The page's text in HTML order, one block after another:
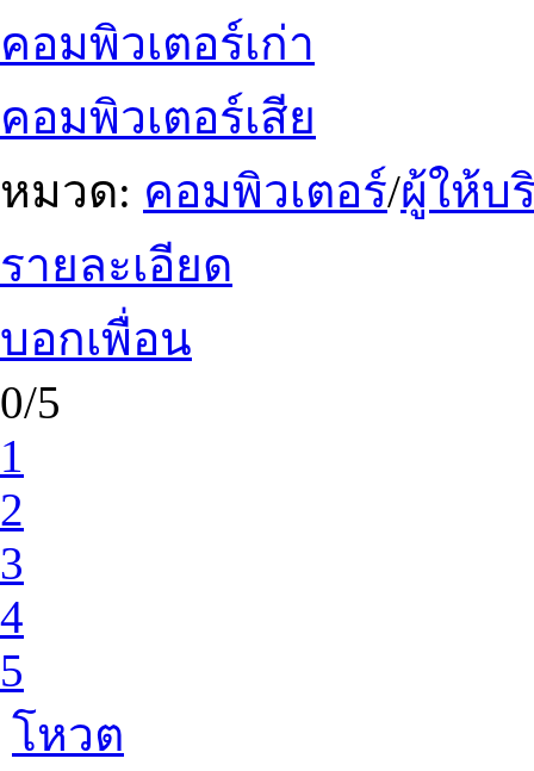
คอมพิวเตอร์เก่า
คอมพิวเตอร์เสีย
หมวด: คอมพิวเตอร์/ผู้ให้บ
รายละเอียด
บอกเพื่อน
0/5
1
2
3
4
5
โหวต